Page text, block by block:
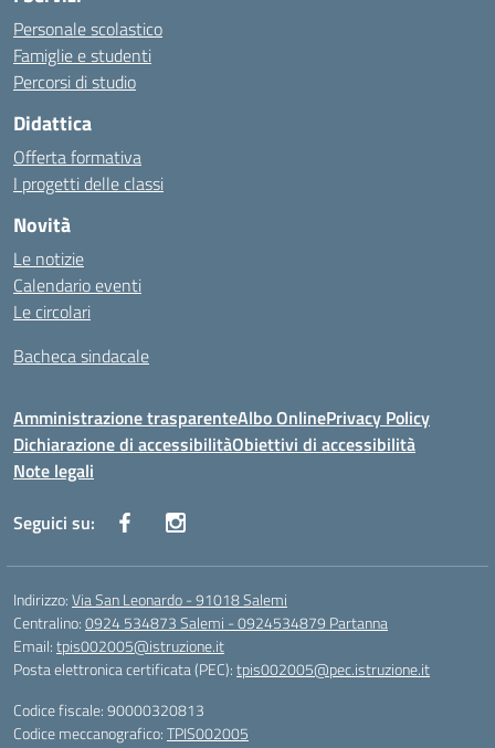
Personale scolastico
Famiglie e studenti
Percorsi di studio
Didattica
Offerta formativa
I progetti delle classi
Novità
Le notizie
Calendario eventi
Le circolari
Bacheca sindacale
Amministrazione trasparenteAlbo OnlinePrivacy Policy
Dichiarazione di accessibilitàObiettivi di accessibilità
Note legali
Seguici su:
Indirizzo:Via San Leonardo - 91018 Salemi
Centralino:0924 534873 Salemi - 0924534879 Partanna
Email:tpis002005@istruzione.it
Posta elettronica certificata (PEC):tpis002005@pec.istruzione.it
Codice fiscale: 90000320813
Codice meccanografico:TPIS002005